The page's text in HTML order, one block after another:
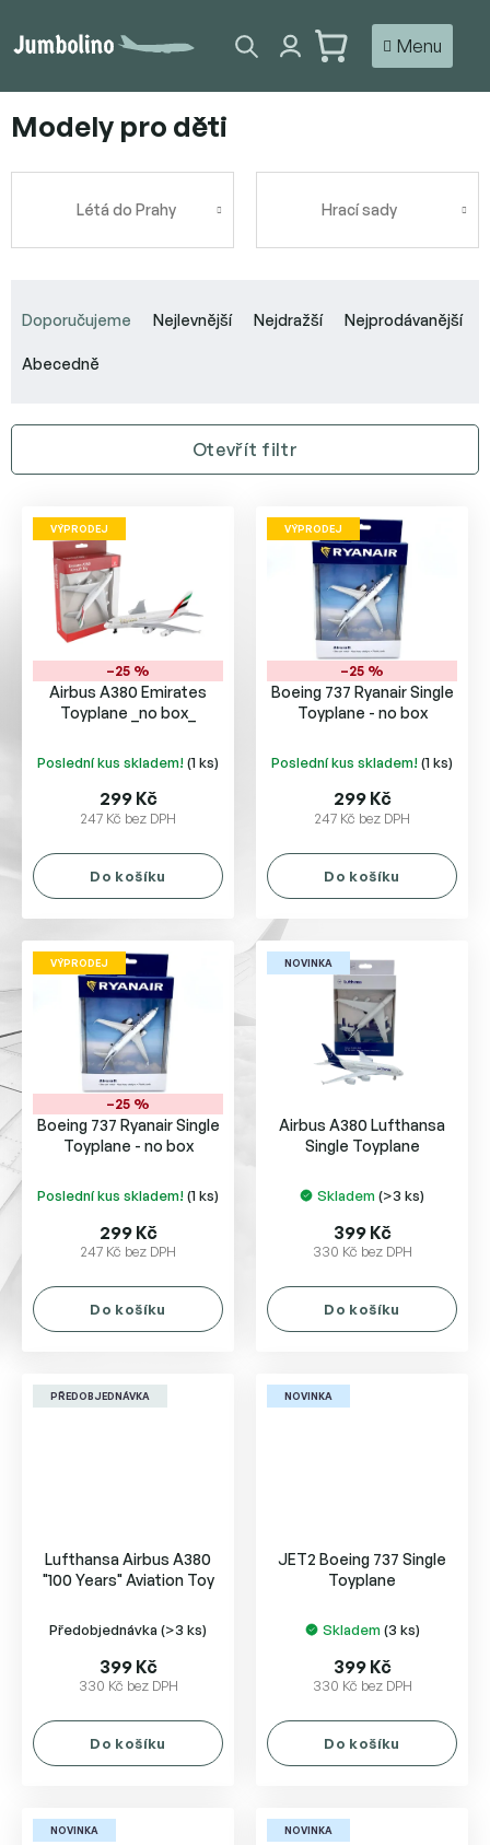
obsah
NÁKUPNÍ
Modely pro děti
Létá do Prahy Hrací sady
e
p
o
Doporučujeme Nejlevnější Nejdražší Nejprodávanější
Abecedně
Otevřít filtr
VÝPRODEJ
–25 %
Airbus A380 Emirates
Toyplane _no box_
Poslední kus skladem! (1 ks)
247 Kč bez DPH
299 Kč
Do košíku
VÝPRODEJ
–25 %
Boeing 737 Ryanair Single
Toyplane - no box
Poslední kus skladem! (1 ks)
247 Kč bez DPH
299 Kč
Do košíku
VÝPRODEJ
–25 %
Boeing 737 Ryanair Single
Toyplane - no box
Poslední kus skladem! (1 ks)
247 Kč bez DPH
299 Kč
Do košíku
NOVINKA
Airbus A380 Lufthansa
Single Toyplane
Skladem (>3 ks)
330 Kč bez DPH
399 Kč
Do košíku
PŘEDOBJEDNÁVKA
Lufthansa Airbus A380
"100 Years" Aviation Toy
Předobjednávka (>3 ks)
330 Kč bez DPH
399 Kč
Do košíku
NOVINKA
JET2 Boeing 737 Single
Toyplane
Skladem (3 ks)
330 Kč bez DPH
399 Kč
Do košíku
NOVINKA NOVINKA